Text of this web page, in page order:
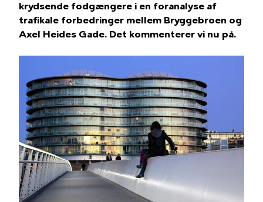
krydsende fodgængere i en foranalyse af
trafikale forbedringer mellem Bryggebroen og
Axel Heides Gade. Det kommenterer vi nu på.